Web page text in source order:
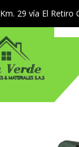
Km. 29 vía El Retiro